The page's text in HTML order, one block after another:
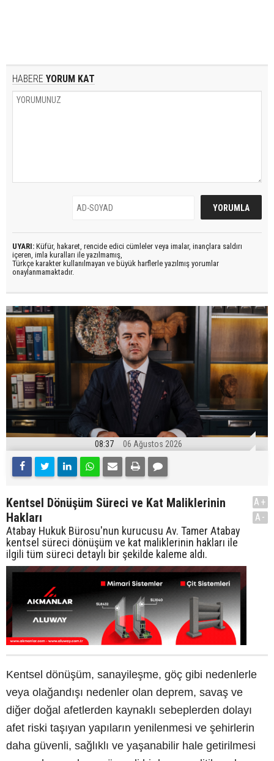
HABERE YORUM KAT
UYARI: Küfür, hakaret, rencide edici cümleler veya imalar, inançlara saldırı
içeren, imla kuralları ile yazılmamış,
Türkçe karakter kullanılmayan ve büyük harflerle yazılmış yorumlar
onaylanmamaktadır.
08:37 06 Ağustos 2026
Kentsel Dönüşüm Süreci ve Kat Maliklerinin
Hakları
Atabay Hukuk Bürosu'nun kurucusu Av. Tamer Atabay
kentsel süreci dönüşüm ve kat maliklerinin hakları ile
ilgili tüm süreci detaylı bir şekilde kaleme aldı.
A+
A-
Kentsel dönüşüm, sanayileşme, göç gibi nedenlerle
veya olağandışı nedenler olan deprem, savaş ve
diğer doğal afetlerden kaynaklı sebeplerden dolayı
afet riski taşıyan yapıların yenilenmesi ve şehirlerin
daha güvenli, sağlıklı ve yaşanabilir hale getirilmesi